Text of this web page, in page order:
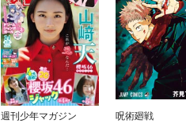
週刊少年マガジン 呪術廻戦